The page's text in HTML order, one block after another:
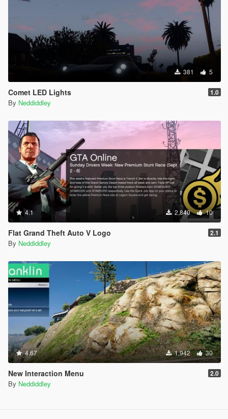
381 5
Comet LED Lights 1.0
By Neddiddley
4.1 2,840 10
Flat Grand Theft Auto V Logo 2.1
By Neddiddley
4.67 1,942 30
New Interaction Menu 2.0
By Neddiddley